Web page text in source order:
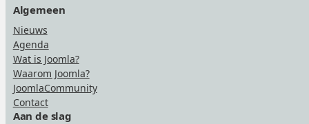
Algemeen
Nieuws
Agenda
Wat is Joomla?
Waarom Joomla?
JoomlaCommunity
Contact
Aan de slag